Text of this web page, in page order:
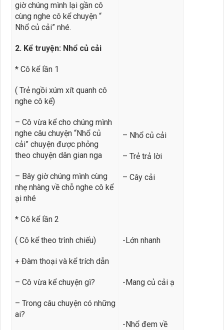
giờ chúng mình lại gần cô
cùng nghe cô kể chuyện “
Nhổ củ cải” nhé.
2. Kể truyện: Nhổ củ cải
* Cô kể lần 1
( Trẻ ngồi xúm xít quanh cô
nghe cô kể)
– Cô vừa kể cho chúng mình
nghe câu chuyện “Nhổ củ
cải” chuyện được phỏng
theo chuyện dân gian nga
– Bây giờ chúng mình cùng
nhẹ nhàng về chỗ nghe cô kể
ại nhé
* Cô kể lần 2
( Cô kể theo trình chiếu)
+ Đàm thoại và kể trích dẫn
– Cô vừa kể chuyện gì?
– Trong câu chuyện có những
ai?
– Nhổ củ cải
– Trẻ trả lời
– Cây cải
-Lớn nhanh
-Mang củ cải ạ
-Nhổ đem về